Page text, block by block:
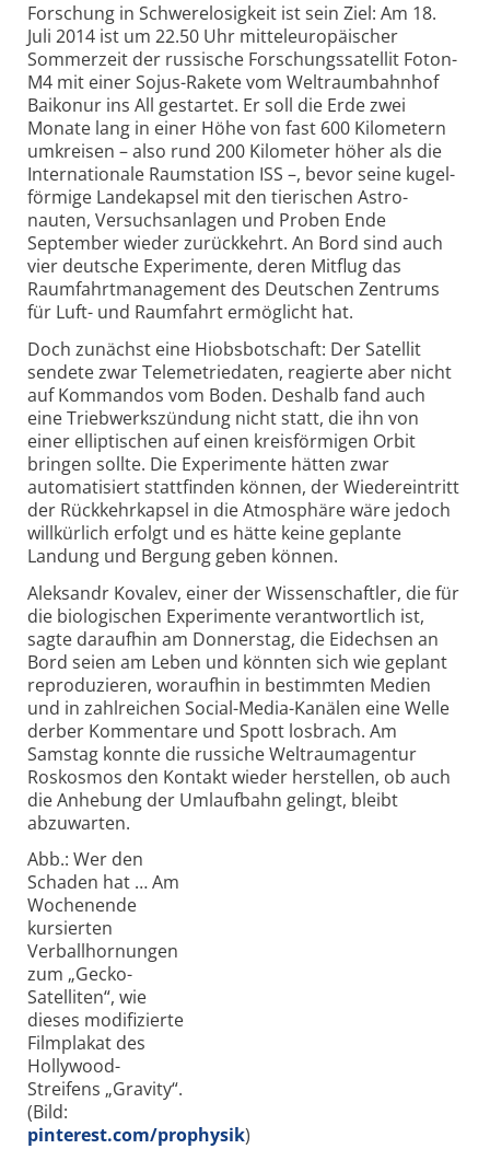
Forschung in Schwere­losig­keit ist sein Ziel: Am 18.
Juli 2014 ist um 22.50 Uhr mittel­euro­päischer
Sommer­zeit der russi­sche Forschungs­satellit Foton-
M4 mit einer Sojus-Rakete vom Weltraum­bahnhof
Baikonur ins All gestartet. Er soll die Erde zwei
Monate lang in einer Höhe von fast 600 Kilo­metern
umkreisen – also rund 200 Kilometer höher als die
Internationale Raumstation ISS –, bevor seine kugel­
förmige Lande­kapsel mit den tierischen Astro­
nauten, Versuchs­anlagen und Proben Ende
September wieder zurück­kehrt. An Bord sind auch
vier deutsche Experi­mente, deren Mitflug das
Raumfahrt­management des Deutschen Zentrums
für Luft- und Raumfahrt ermöglicht hat.
Doch zunächst eine Hiobs­botschaft: Der Satellit
sendete zwar Tele­metrie­daten, reagierte aber nicht
auf Kommandos vom Boden. Deshalb fand auch
eine Triebwerkszündung nicht statt, die ihn von
einer elliptischen auf einen kreis­förmigen Orbit
bringen sollte. Die Experimente hätten zwar
automatisiert stattfinden können, der Wieder­eintritt
der Rück­kehr­kapsel in die Atmosphäre wäre jedoch
willkürlich erfolgt und es hätte keine geplante
Landung und Bergung geben können.
Aleksandr Kovalev, einer der Wissenschaftler, die für
die biologischen Experimente verantwortlich ist,
sagte daraufhin am Donnerstag, die Eidechsen an
Bord seien am Leben und könnten sich wie geplant
reproduzieren, woraufhin in bestimmten Medien
und in zahlreichen Social-Media-Kanälen eine Welle
derber Kommentare und Spott losbrach. Am
Samstag konnte die russiche Weltraumagentur
Roskosmos den Kontakt wieder herstellen, ob auch
die Anhebung der Umlaufbahn gelingt, bleibt
abzuwarten.
Abb.: Wer den
Schaden hat … Am
Wochenende
kursierten
Verballhornungen
zum „Gecko-
Satelliten“, wie
dieses modifizierte
Filmplakat des
Hollywood-
Streifens „Gravity“.
(Bild:
pinterest.com/prophysik)